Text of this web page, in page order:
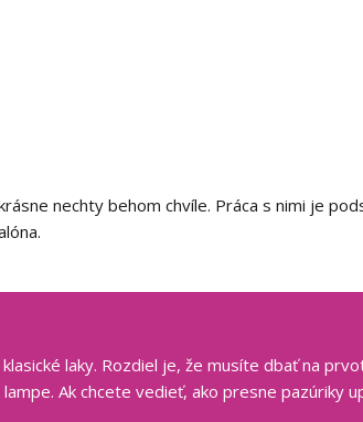
nechty behom chvíle. Práca s nimi je
klasické laky. Rozdiel je, že musíte dbať na
Ak chcete vedieť, ako presne pazúriky